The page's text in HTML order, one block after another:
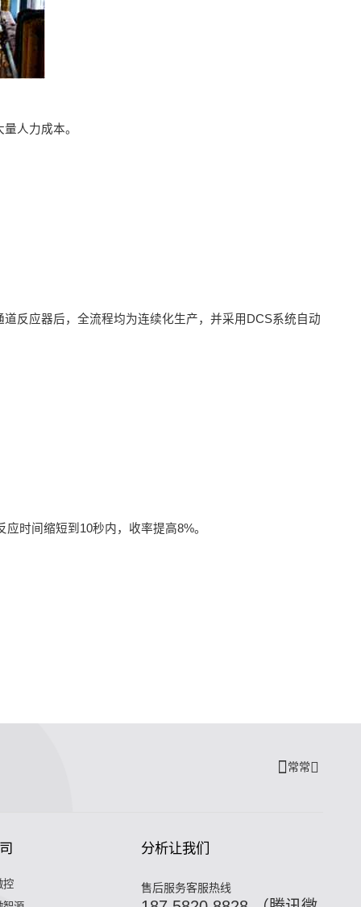
人力成本。
反应器后，全流程均为连续化生产，并采用DCS系统自动
时间缩短到10秒内，收率提高8%。
常常
控
分析让我们
售后服务客服热线